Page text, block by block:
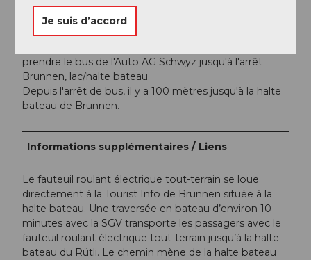
Transports en commun
prendre le bus de l'Auto AG Schwyz jusqu'à l'arrêt
Brunnen, lac/halte bateau.
Depuis l'arrêt de bus, il y a 100 mètres jusqu'à la halte
bateau de Brunnen.
Informations supplémentaires / Liens
Le fauteuil roulant électrique tout-terrain se loue
directement à la Tourist Info de Brunnen située à la
halte bateau. Une traversée en bateau d’environ 10
minutes avec la SGV transporte les passagers avec le
fauteuil roulant électrique tout-terrain jusqu’à la halte
bateau du Rütli. Le chemin mène de la halte bateau
Je suis d’accord